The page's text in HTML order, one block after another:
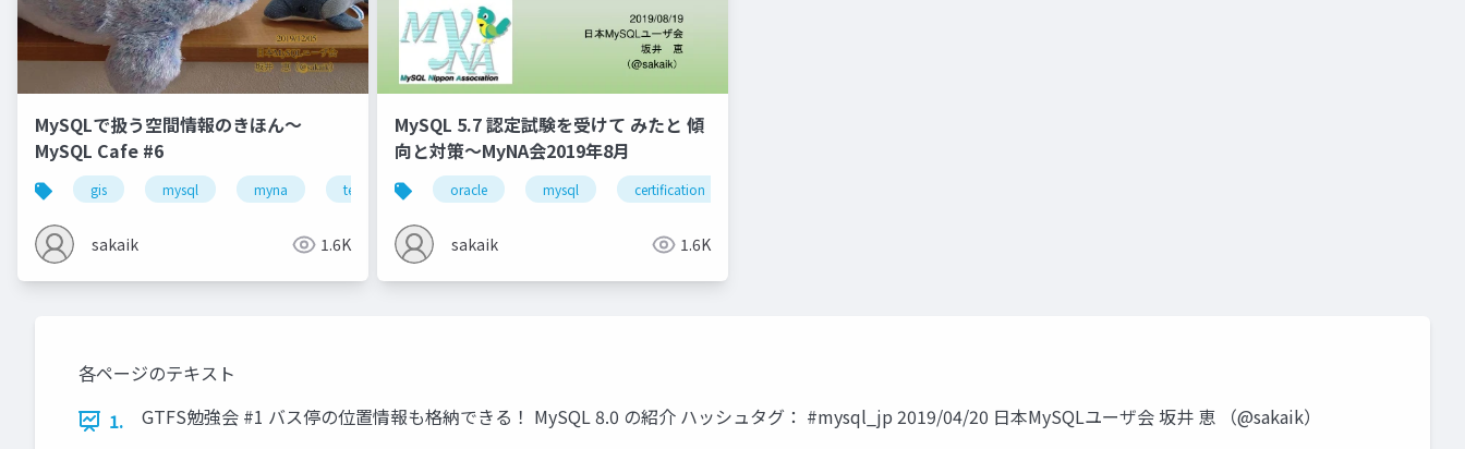
MySQLで扱う空間情報のきほん～
MySQL Cafe #6
gis mysql myna technology cafe
sakaik 1.6K
MySQL 5.7 認定試験を受けて みたと 傾
向と対策～MyNA会2019年8月
oracle mysql certification
sakaik 1.6K
各ページのテキスト
1.
GTFS勉強会 #1 バス停の位置情報も格納できる！ MySQL 8.0 の紹介 ハッシュタグ： #mysql_jp 2019/04/20 日本MySQLユーザ会 坂井 恵 （@sakaik）